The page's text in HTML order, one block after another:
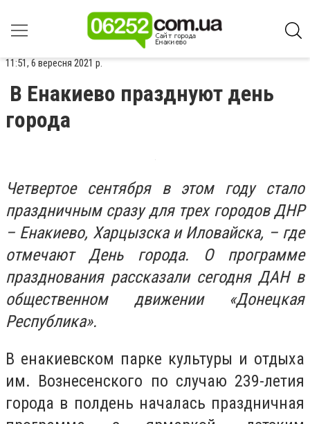
11:51, 6 вересня 2021 р.
В Енакиево празднуют день
города
Четвертое сентября в этом году стало
праздничным сразу для трех городов ДНР
– Енакиево, Харцызска и Иловайска, – где
отмечают День города. О программе
празднования рассказали сегодня ДАН в
общественном движении «Донецкая
Республика».
В енакиевском парке культуры и отдыха
им. Вознесенского по случаю 239-летия
города в полдень началась праздничная